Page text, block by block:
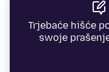
Trjebaće hišće
swoje